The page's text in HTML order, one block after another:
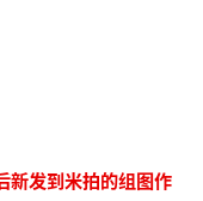
新发到米拍的组图作